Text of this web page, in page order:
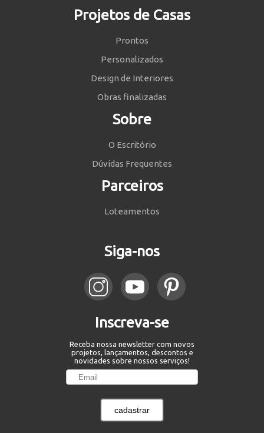
Projetos de Casas
Prontos
Personalizados
Design de Interiores
Obras finalizadas
Sobre
O Escritório
Dúvidas Frequentes
Parceiros
Loteamentos
Siga-nos
Inscreva-se
Receba nossa newsletter com novos
projetos, lançamentos, descontos e
novidades sobre nossos serviços!
cadastrar